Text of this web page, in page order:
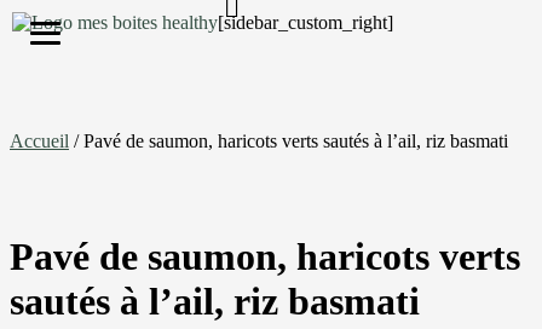
[sidebar_custom_right]
S'inscrire
Accueil / Pavé de saumon, haricots verts sautés à l’ail, riz basmati
Pavé de saumon, haricots verts
sautés à l’ail, riz basmati